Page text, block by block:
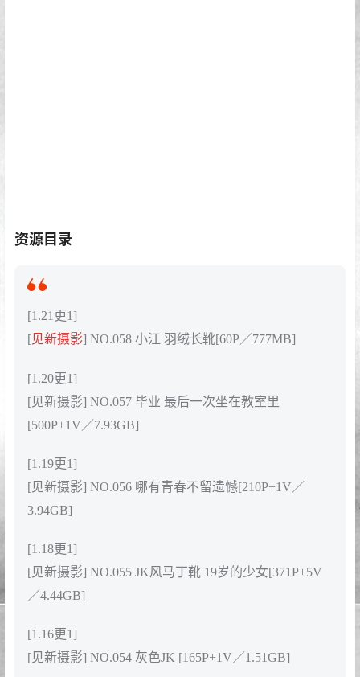
资源目录
[1.21更1]
[见新摄影] NO.058 小江 羽绒长靴[60P／777MB]
[1.20更1]
[见新摄影] NO.057 毕业 最后一次坐在教室里
[500P+1V／7.93GB]
[1.19更1]
[见新摄影] NO.056 哪有青春不留遗憾[210P+1V／
3.94GB]
[1.18更1]
[见新摄影] NO.055 JK风马丁靴 19岁的少女[371P+5V
／4.44GB]
[1.16更1]
[见新摄影] NO.054 灰色JK [165P+1V／1.51GB]